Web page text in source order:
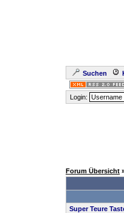
Suchen
Login:
Forum Übersicht
Super Teure